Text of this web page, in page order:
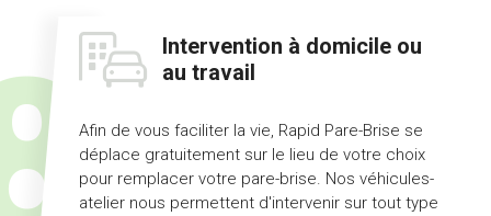
Intervention à domicile ou
au travail
Afin de vous faciliter la vie, Rapid Pare-Brise se
déplace gratuitement sur le lieu de votre choix
pour remplacer votre pare-brise. Nos véhicules-
atelier nous permettent d'intervenir sur tout type